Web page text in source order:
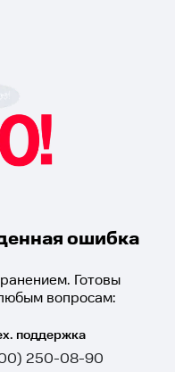
ошибка
Готовы
вопросам:
поддержка
250-08-90